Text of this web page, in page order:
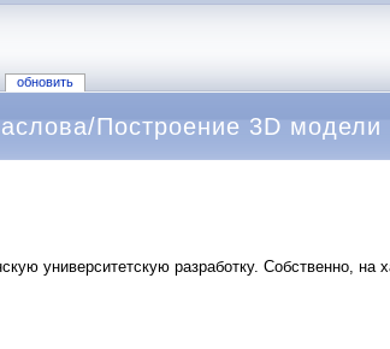
обновить
Построение 3D
университетскую разработку. Собственно, на